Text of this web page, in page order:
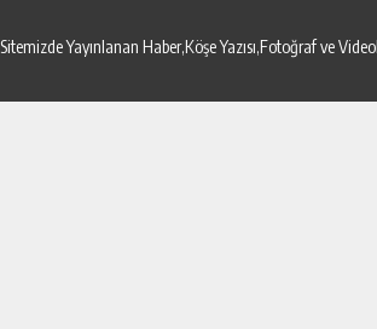
Sitemizde Yayınlanan Haber,Köşe Yazısı,Fotoğraf ve